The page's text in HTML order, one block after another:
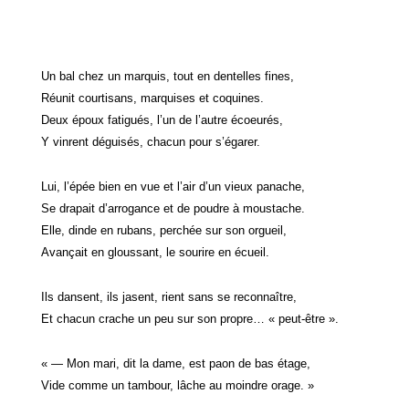
Un bal chez un marquis, tout en dentelles fines,
Réunit courtisans, marquises et coquines.
Deux époux fatigués, l’un de l’autre écoeurés,
Y vinrent déguisés, chacun pour s’égarer.
Lui, l’épée bien en vue et l’air d’un vieux panache,
Se drapait d’arrogance et de poudre à moustache.
Elle, dinde en rubans, perchée sur son orgueil,
Avançait en gloussant, le sourire en écueil.
Ils dansent, ils jasent, rient sans se reconnaître,
Et chacun crache un peu sur son propre… « peut-être ».
« — Mon mari, dit la dame, est paon de bas étage,
Vide comme un tambour, lâche au moindre orage. »